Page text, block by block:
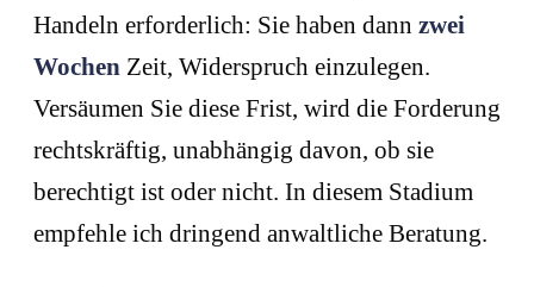
Handeln erforderlich: Sie haben dann zwei
Wochen Zeit, Widerspruch einzulegen.
Versäumen Sie diese Frist, wird die Forderung
rechtskräftig, unabhängig davon, ob sie
berechtigt ist oder nicht. In diesem Stadium
empfehle ich dringend anwaltliche Beratung.